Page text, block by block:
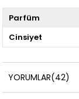
Parfüm
Cinsiyet
YORUMLAR(42)